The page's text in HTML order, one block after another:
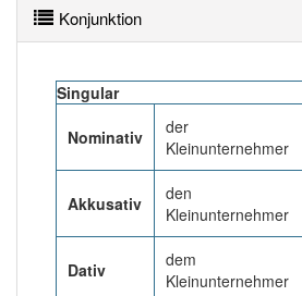
Konjunktion
Singular
Nominativ
der
Kleinunternehmer
Akkusativ
den
Kleinunternehmer
Dativ
dem
Kleinunternehmer